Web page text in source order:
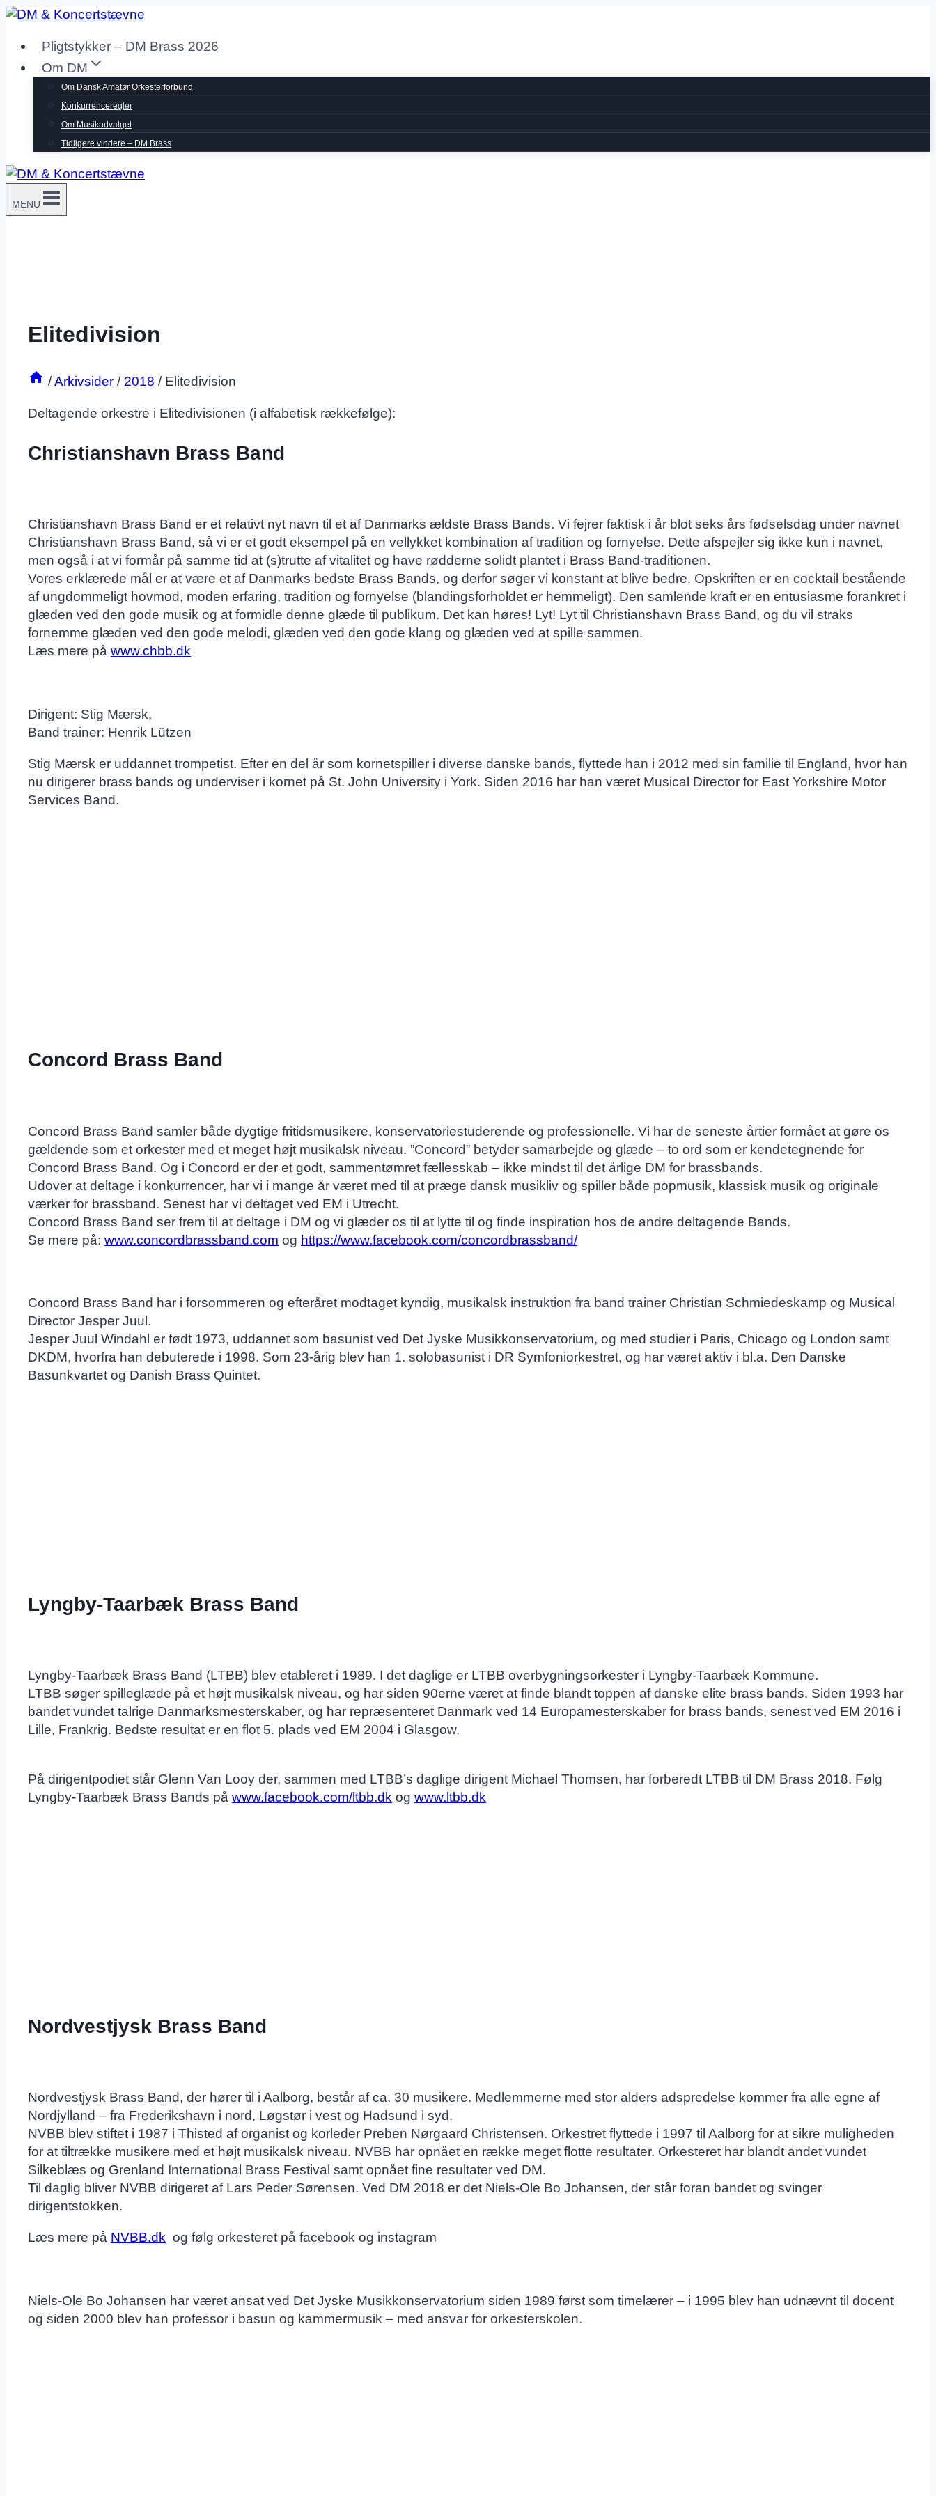
Fortsæt
indholdPligtstykker – DM Brass 2026
Om DM
Om Dansk Amatør Orkesterforbund
Konkurrenceregler
Om Musikudvalget
Tidligere vindere – DM Brass
MENU
Elitedivision
/Arkivsider / 2018 / Elitedivision
Deltagende orkestre i Elitedivisionen (i alfabetisk rækkefølge):
Christianshavn Brass Band
Christianshavn Brass Band er et relativt nyt navn til et af Danmarks ældste Brass Bands. Vi fejrer faktisk i år blot seks års fødselsdag under navnet
Christianshavn Brass Band, så vi er et godt eksempel på en vellykket kombination af tradition og fornyelse. Dette afspejler sig ikke kun i navnet,
men også i at vi formår på samme tid at (s)trutte af vitalitet og have rødderne solidt plantet i Brass Band-traditionen.
Vores erklærede mål er at være et af Danmarks bedste Brass Bands, og derfor søger vi konstant at blive bedre. Opskriften er en cocktail bestående
af ungdommeligt hovmod, moden erfaring, tradition og fornyelse (blandingsforholdet er hemmeligt). Den samlende kraft er en entusiasme forankret i
glæden ved den gode musik og at formidle denne glæde til publikum. Det kan høres! Lyt! Lyt til Christianshavn Brass Band, og du vil straks
fornemme glæden ved den gode melodi, glæden ved den gode klang og glæden ved at spille sammen.
Læs mere på www.chbb.dk
Dirigent: Stig Mærsk,
Band trainer: Henrik Lützen
Stig Mærsk er uddannet trompetist. Efter en del år som kornetspiller i diverse danske bands, flyttede han i 2012 med sin familie til England, hvor han
nu dirigerer brass bands og underviser i kornet på St. John University i York. Siden 2016 har han været Musical Director for East Yorkshire Motor
Services Band.
Concord Brass Band
Concord Brass Band samler både dygtige fritidsmusikere, konservatoriestuderende og professionelle. Vi har de seneste årtier formået at gøre os
gældende som et orkester med et meget højt musikalsk niveau. ”Concord” betyder samarbejde og glæde – to ord som er kendetegnende for
Concord Brass Band. Og i Concord er der et godt, sammentømret fællesskab – ikke mindst til det årlige DM for brassbands.
Udover at deltage i konkurrencer, har vi i mange år været med til at præge dansk musikliv og spiller både popmusik, klassisk musik og originale
værker for brassband. Senest har vi deltaget ved EM i Utrecht.
Concord Brass Band ser frem til at deltage i DM og vi glæder os til at lytte til og finde inspiration hos de andre deltagende Bands.
Se mere på: www.concordbrassband.com og https://www.facebook.com/concordbrassband/
Concord Brass Band har i forsommeren og efteråret modtaget kyndig, musikalsk instruktion fra band trainer Christian Schmiedeskamp og Musical
Director Jesper Juul.
Jesper Juul Windahl er født 1973, uddannet som basunist ved Det Jyske Musikkonservatorium, og med studier i Paris, Chicago og London samt
DKDM, hvorfra han debuterede i 1998. Som 23-årig blev han 1. solobasunist i DR Symfoniorkestret, og har været aktiv i bl.a. Den Danske
Basunkvartet og Danish Brass Quintet.
Lyngby-Taarbæk Brass Band
Lyngby-Taarbæk Brass Band (LTBB) blev etableret i 1989. I det daglige er LTBB overbygningsorkester i Lyngby-Taarbæk Kommune.
LTBB søger spilleglæde på et højt musikalsk niveau, og har siden 90erne været at finde blandt toppen af danske elite brass bands. Siden 1993 har
bandet vundet talrige Danmarksmesterskaber, og har repræsenteret Danmark ved 14 Europamesterskaber for brass bands, senest ved EM 2016 i
Lille, Frankrig. Bedste resultat er en flot 5. plads ved EM 2004 i Glasgow.
På dirigentpodiet står Glenn Van Looy der, sammen med LTBB’s daglige dirigent Michael Thomsen, har forberedt LTBB til DM Brass 2018. Følg
Lyngby-Taarbæk Brass Bands på www.facebook.com/ltbb.dk og www.ltbb.dk
Nordvestjysk Brass Band
Nordvestjysk Brass Band, der hører til i Aalborg, består af ca. 30 musikere. Medlemmerne med stor alders adspredelse kommer fra alle egne af
Nordjylland – fra Frederikshavn i nord, Løgstør i vest og Hadsund i syd.
NVBB blev stiftet i 1987 i Thisted af organist og korleder Preben Nørgaard Christensen. Orkestret flyttede i 1997 til Aalborg for at sikre muligheden
for at tiltrække musikere med et højt musikalsk niveau. NVBB har opnået en række meget flotte resultater. Orkesteret har blandt andet vundet
Silkeblæs og Grenland International Brass Festival samt opnået fine resultater ved DM.
Til daglig bliver NVBB dirigeret af Lars Peder Sørensen. Ved DM 2018 er det Niels-Ole Bo Johansen, der står foran bandet og svinger
dirigentstokken.
Læs mere på NVBB.dk og følg orkesteret på facebook og instagram
Niels-Ole Bo Johansen har været ansat ved Det Jyske Musikkonservatorium siden 1989 først som timelærer – i 1995 blev han udnævnt til docent
og siden 2000 blev han professor i basun og kammermusik – med ansvar for orkesterskolen.